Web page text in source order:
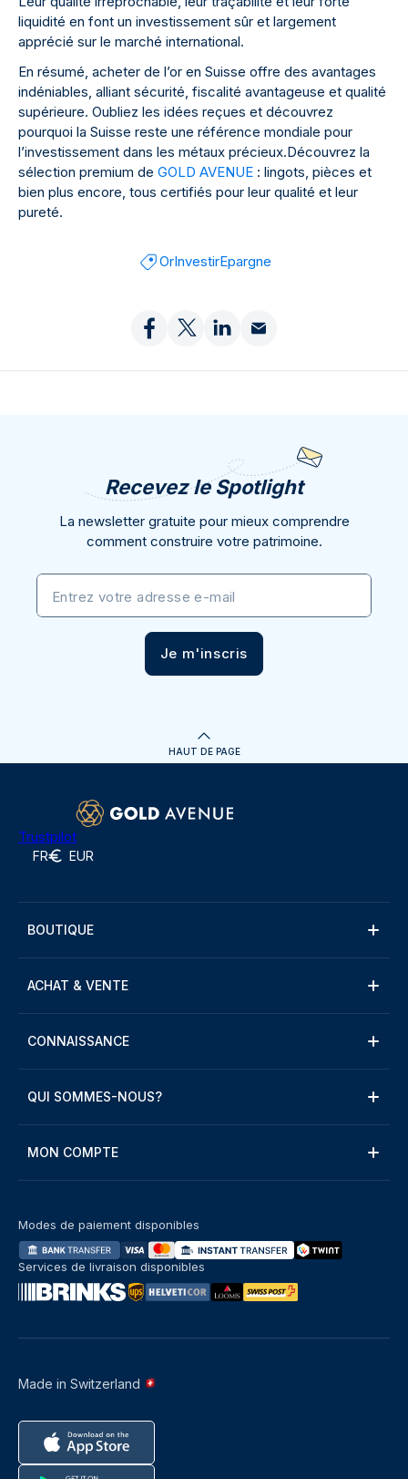
liquidité en font un investissement sûr et largement
apprécié sur le marché international.
En résumé, acheter de l’or en Suisse offre des avantages
indéniables, alliant sécurité, fiscalité avantageuse et qualité
supérieure. Oubliez les idées reçues et découvrez
pourquoi la Suisse reste une référence mondiale pour
l’investissement dans les métaux précieux.Découvrez la
sélection premium de GOLD AVENUE : lingots, pièces et
bien plus encore, tous certifiés pour leur qualité et leur
pureté.
OrInvestirEpargne
Recevez le Spotlight
La newsletter gratuite pour mieux comprendre
comment construire votre patrimoine.
Entrez votre adresse e-mail
Je m'inscris
HAUT DE PAGE
Trustpilot
FR EUR
BOUTIQUE
ACHAT & VENTE
CONNAISSANCE
QUI SOMMES-NOUS?
MON COMPTE
Made in Switzerland
Modes de paiement disponibles
Services de livraison disponibles